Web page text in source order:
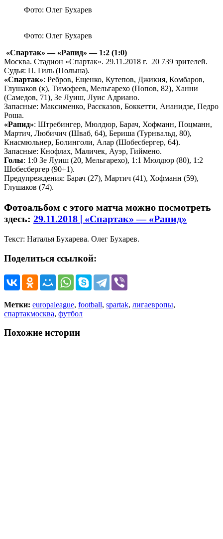
Фото: Олег Бухарев
Фото: Олег Бухарев
«Спартак» — «Рапид» — 1:2 (1:0)
Москва. Стадион «Спартак». 29.11.2018 г. 20 739 зрителей.
Судья: П. Гиль (Польша).
«Спартак»: Ребров, Ещенко, Кутепов, Джикия, Комбаров,
Глушаков (к), Тимофеев, Мельгарехо (Попов, 82), Ханни
(Самедов, 71), Зе Луиш, Луис Адриано.
Запасные: Максименко, Рассказов, Боккетти, Ананидзе, Педро
Роша.
«Рапид»: Штребингер, Мюлдюр, Барач, Хофманн, Поцманн,
Мартич, Любичич (Шваб, 64), Бериша (Турнвальд, 80),
Кнасмюльнер, Болинголи, Алар (Шобесбергер, 64).
Запасные: Кнофлах, Маличек, Ауэр, Гиймено.
Голы: 1:0 Зе Луиш (20, Мельгарехо), 1:1 Мюлдюр (80), 1:2
Шобесбергер (90+1).
Предупреждения: Барач (27), Мартич (41), Хофманн (59),
Глушаков (74).
Фотоальбом с этого матча можно посмотреть
здесь: 29.11.2018 | «Спартак» — «Рапид»
Текст: Наталья Бухарева. Олег Бухарев.
Поделиться ссылкой:
Метки: europaleague, football, spartak, лигаевропы,
спартакмосква, футбол
Похожие истории